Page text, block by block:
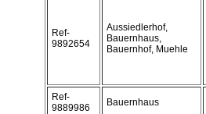
Ref-
9892654
Aussiedlerhof,
Bauernhaus,
Bauernhof, Muehle
Ref-
9889986
Bauernhaus